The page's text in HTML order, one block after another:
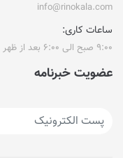
info@rinokala.com
ساعات کاری:
۹:۰۰ صبح الی ۶:۰۰ بعد از ظهر
عضویت خبرنامه